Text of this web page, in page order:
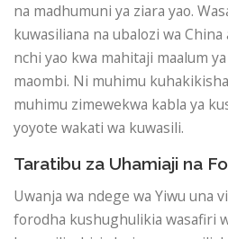
na madhumuni ya ziara yao.
kuwasiliana na ubalozi wa
nchi yao kwa mahitaji maalum
maombi. Ni muhimu
muhimu zimewekwa kabla ya
yoyote wakati wa kuwasili.
Taratibu za Uhamiaji na
Uwanja wa ndege wa Yiwu una
forodha kushughulikia wasafiri